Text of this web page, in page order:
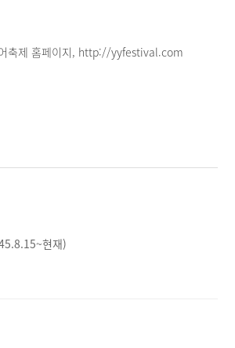
축제 홈페이지, http://yyfestival.com
현재)